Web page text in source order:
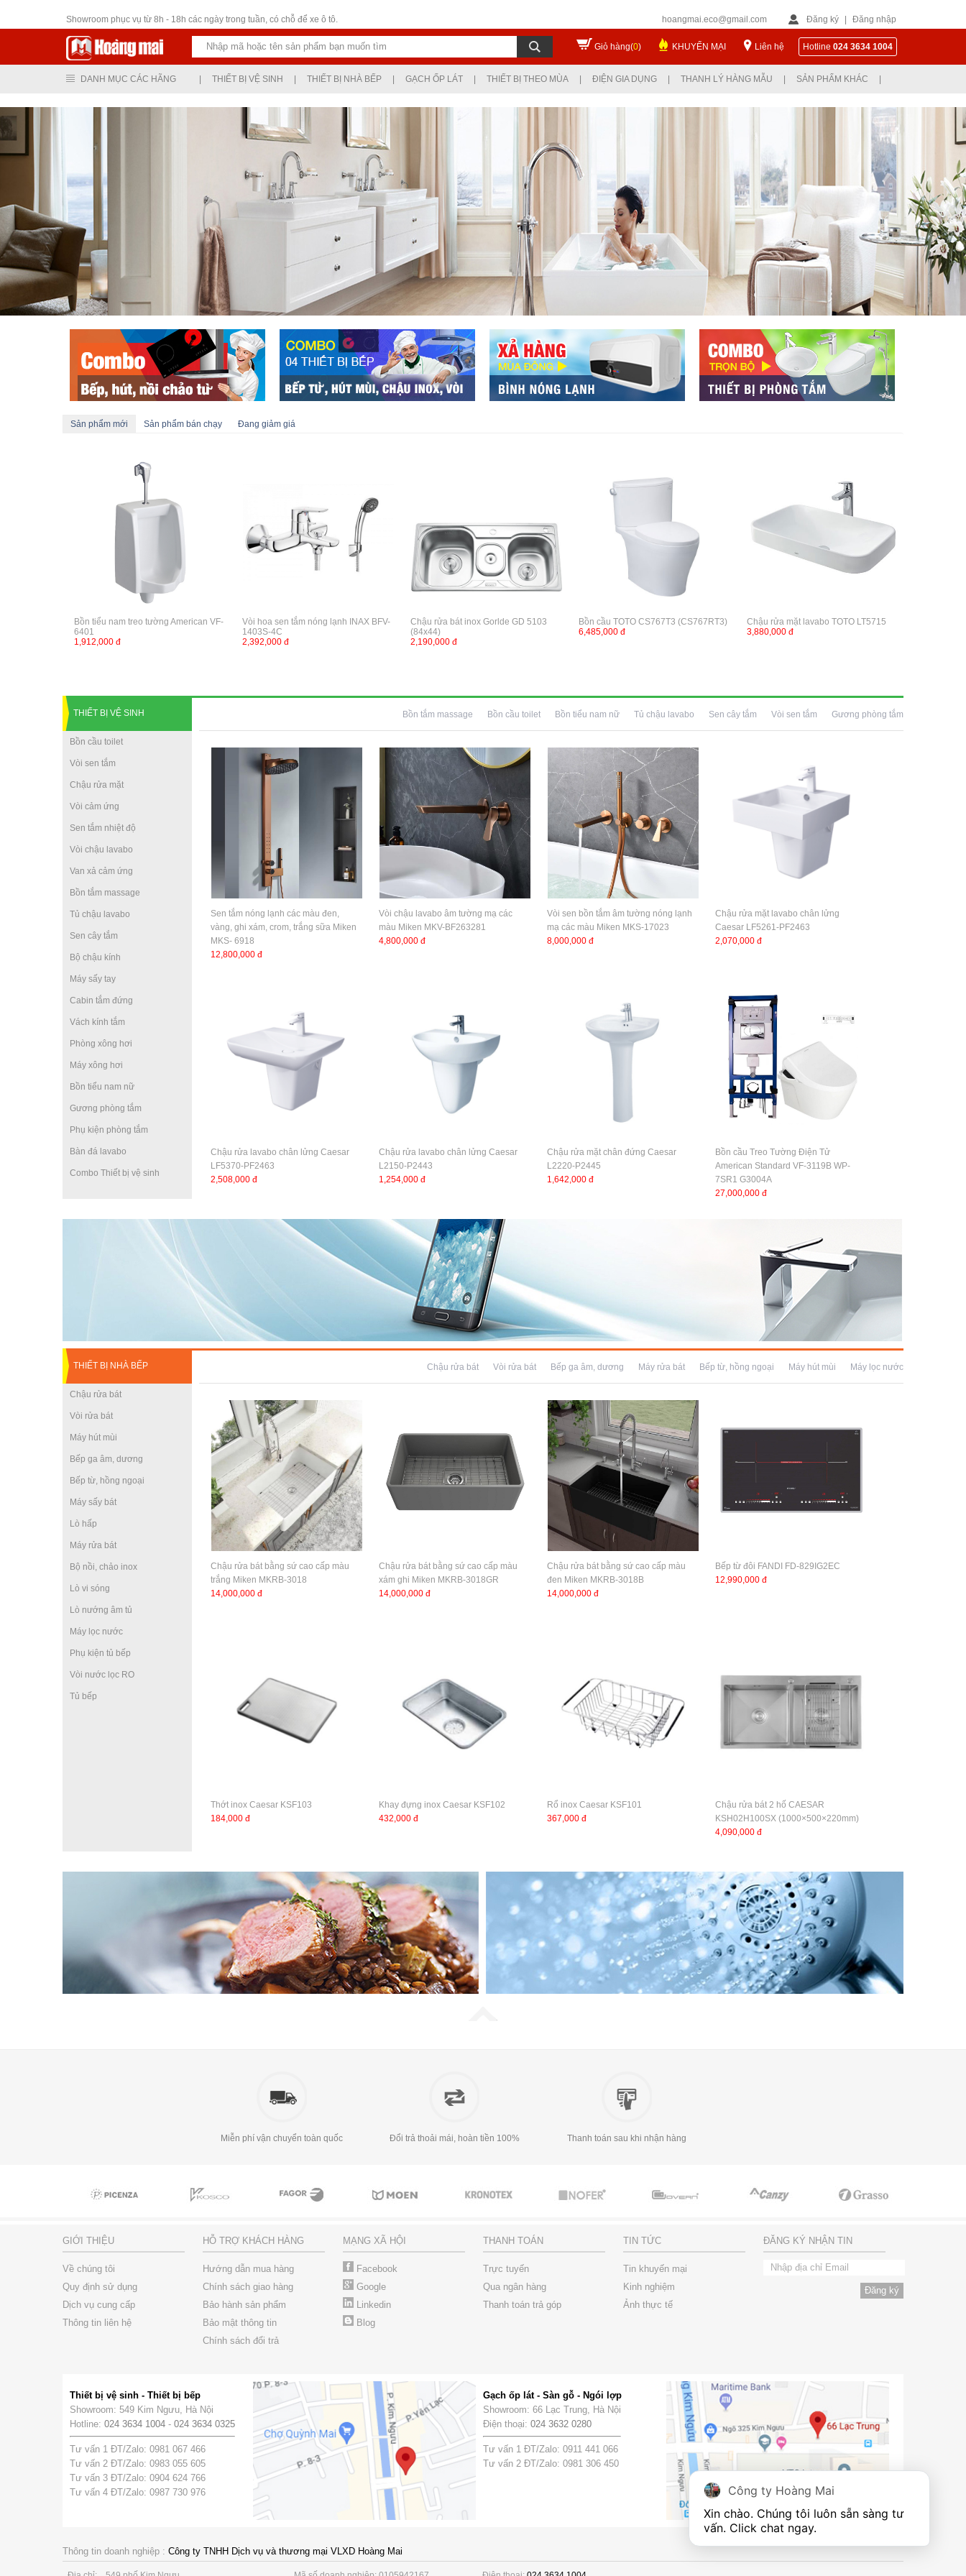
Showroom phục vụ từ 8h - 18h các ngày trong tuần, có chỗ để xe ô tô.
hoangmai.eco@gmail.com Đăng ký Đăng nhập
Giỏ hàng(0) KHUYẾN MẠI Liên hệ Hotline 024 3634 1004
DANH MỤC CÁC HÃNG THIẾT BỊ VỆ SINH THIẾT BỊ NHÀ BẾP GẠCH ỐP LÁT THIẾT BỊ THEO MÙA ĐIỆN GIA DỤNG THANH LÝ HÀNG MẪU SẢN PHẨM KHÁC
Sản phẩm mới Sản phẩm bán chạy Đang giảm giá
Bồn tiểu nam treo tường American VF-
6401
1,912,000 đ
Vòi hoa sen tắm nóng lạnh INAX BFV-
1403S-4C
2,392,000 đ
Chậu rửa bát inox Gorlde GD 5103
(84x44)
2,190,000 đ
Bồn cầu TOTO CS767T3 (CS767RT3)
6,485,000 đ
Chậu rửa mặt lavabo TOTO LT5715
3,880,000 đ
THIẾT BỊ VỆ SINH
Bồn cầu toilet
Vòi sen tắm
Chậu rửa mặt
Vòi cảm ứng
Sen tắm nhiệt độ
Vòi chậu lavabo
Van xả cảm ứng
Bồn tắm massage
Tủ chậu lavabo
Sen cây tắm
Bộ chậu kính
Máy sấy tay
Cabin tắm đứng
Vách kính tắm
Phòng xông hơi
Máy xông hơi
Bồn tiểu nam nữ
Gương phòng tắm
Phụ kiện phòng tắm
Bàn đá lavabo
Combo Thiết bị vệ sinh
Bồn tắm massage Bồn cầu toilet Bồn tiểu nam nữ Tủ chậu lavabo Sen cây tắm Vòi sen tắm Gương phòng tắm
Sen tắm nóng lạnh các màu đen,
vàng, ghi xám, crom, trắng sữa Miken
MKS- 6918
12,800,000 đ
Vòi chậu lavabo âm tường mạ các
màu Miken MKV-BF263281
4,800,000 đ
Vòi sen bồn tắm âm tường nóng lạnh
mạ các màu Miken MKS-17023
8,000,000 đ
Chậu rửa mặt lavabo chân lửng
Caesar LF5261-PF2463
2,070,000 đ
Chậu rửa lavabo chân lửng Caesar
LF5370-PF2463
2,508,000 đ
Chậu rửa lavabo chân lửng Caesar
L2150-P2443
1,254,000 đ
Chậu rửa mặt chân đứng Caesar
L2220-P2445
1,642,000 đ
Bồn cầu Treo Tường Điện Tử
American Standard VF-3119B WP-
7SR1 G3004A
27,000,000 đ
THIẾT BỊ NHÀ BẾP
Chậu rửa bát
Vòi rửa bát
Máy hút mùi
Bếp ga âm, dương
Bếp từ, hồng ngoại
Máy sấy bát
Lò hấp
Máy rửa bát
Bộ nồi, chảo inox
Lò vi sóng
Lò nướng âm tủ
Máy lọc nước
Phụ kiện tủ bếp
Vòi nước lọc RO
Tủ bếp
Chậu rửa bát Vòi rửa bát Bếp ga âm, dương Máy rửa bát Bếp từ, hồng ngoại Máy hút mùi Máy lọc nước
Chậu rửa bát bằng sứ cao cấp màu
trắng Miken MKRB-3018
14,000,000 đ
Chậu rửa bát bằng sứ cao cấp màu
xám ghi Miken MKRB-3018GR
14,000,000 đ
Chậu rửa bát bằng sứ cao cấp màu
đen Miken MKRB-3018B
14,000,000 đ
Bếp từ đôi FANDI FD-829IG2EC
12,990,000 đ
Thớt inox Caesar KSF103
184,000 đ
Khay đựng inox Caesar KSF102
432,000 đ
Rổ inox Caesar KSF101
367,000 đ
Chậu rửa bát 2 hố CAESAR
KSH02H100SX (1000×500×220mm)
4,090,000 đ
Miễn phí vận chuyển toàn quốc Đổi trả thoải mái, hoàn tiền 100% Thanh toán sau khi nhận hàng
GIỚI THIỆU
Về chúng tôi
Quy định sử dụng
Dịch vụ cung cấp
Thông tin liên hệ
HỖ TRỢ KHÁCH HÀNG
Hướng dẫn mua hàng
Chính sách giao hàng
Bảo hành sản phẩm
Bảo mật thông tin
Chính sách đổi trả
MẠNG XÃ HỘI
Facebook
Google
Linkedin
Blog
THANH TOÁN
Trực tuyến
Qua ngân hàng
Thanh toán trả góp
TIN TỨC
Tin khuyến mại
Kinh nghiệm
Ảnh thực tế
ĐĂNG KÝ NHẬN TIN
Thiết bị vệ sinh - Thiết bị bếp
Showroom: 549 Kim Ngưu, Hà Nội
Hotline: 024 3634 1004 - 024 3634 0325
Tư vấn 1 ĐT/Zalo: 0981 067 466
Tư vấn 2 ĐT/Zalo: 0983 055 605
Tư vấn 3 ĐT/Zalo: 0904 624 766
Tư vấn 4 ĐT/Zalo: 0987 730 976
Gạch ốp lát - Sàn gỗ - Ngói lợp
Showroom: 66 Lạc Trung, Hà Nội
Điện thoại: 024 3632 0280
Tư vấn 1 ĐT/Zalo: 0911 441 066
Tư vấn 2 ĐT/Zalo: 0981 306 450
Thông tin doanh nghiệp : Công ty TNHH Dịch vụ và thương mại VLXD Hoàng Mai
Công ty Hoàng Mai
Xin chào. Chúng tôi luôn sẵn sàng tư
vấn. Click chat ngay.